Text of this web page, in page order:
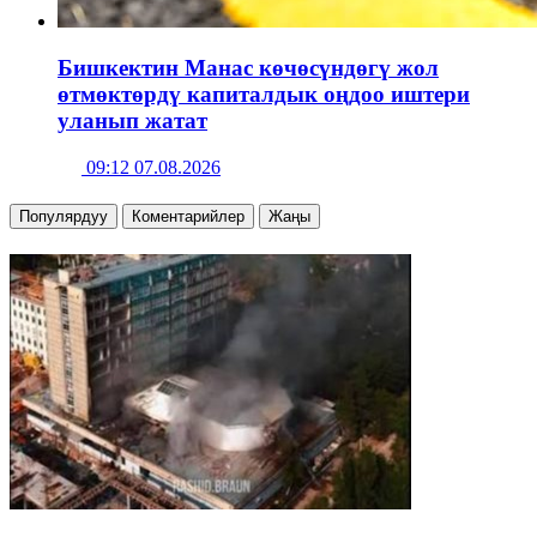
Бишкектин Манас көчөсүндөгү жол
өтмөктөрдү капиталдык оңдоо иштери
уланып жатат
09:12 07.08.2026
Популярдуу Коментарийлер Жаңы